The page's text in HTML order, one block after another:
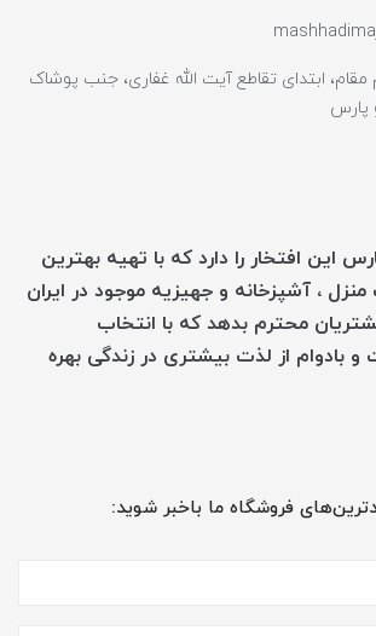
مقام، ابتدای تقاطع آیت الله غفاری، جنب پوشاک
پارس
این افتخار را دارد که با تهیه بهترین
، آشپزخانه و جهیزیه موجود در ایران
محترم بدهد که با انتخاب
بادوام از لذت بیشتری در زندگی بهره
فروشگاه ما باخبر شوید: